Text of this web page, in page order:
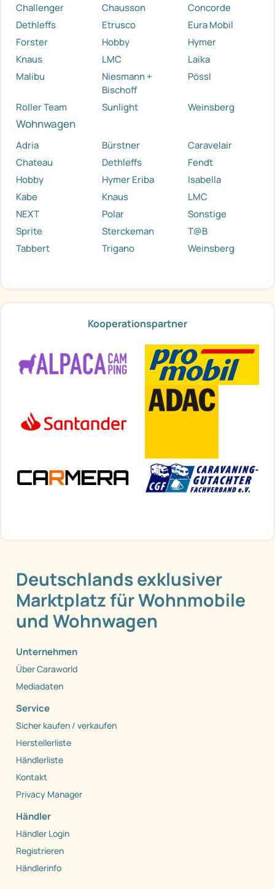
Challenger
Chausson
Concorde
Dethleffs
Etrusco
Eura Mobil
Forster
Hobby
Hymer
Knaus
LMC
Laika
Malibu
Niesmann +
Bischoff
Pössl
Roller Team Sunlight Weinsberg
Wohnwagen
Adria Bürstner
Caravelair
Chateau
Dethleffs
Fendt
Hobby
Hymer Eriba
Isabella
Kabe
Knaus
LMC
NEXT
Polar
Sonstige
Sprite
Sterckeman
T@B
Tabbert
Trigano Weinsberg
Kooperationspartner
Deutschlands exklusiver
Marktplatz für Wohnmobile
und Wohnwagen
Unternehmen
Über Caraworld
Mediadaten
Service
Sicher kaufen / verkaufen
Herstellerliste
Händlerliste
Kontakt
Privacy Manager
Händler
Händler Login
Registrieren
Händlerinfo